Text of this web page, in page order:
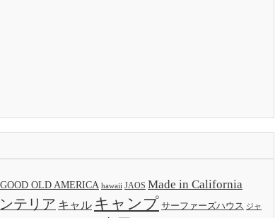
GOOD OLD AMERICA hawaii JAOS Made in California
テリア キャル キャンプ サーファーズハウス ジャ